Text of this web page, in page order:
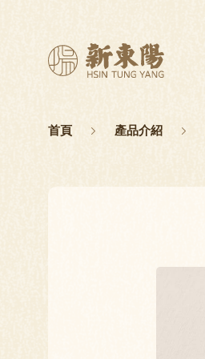
首頁 產品介紹